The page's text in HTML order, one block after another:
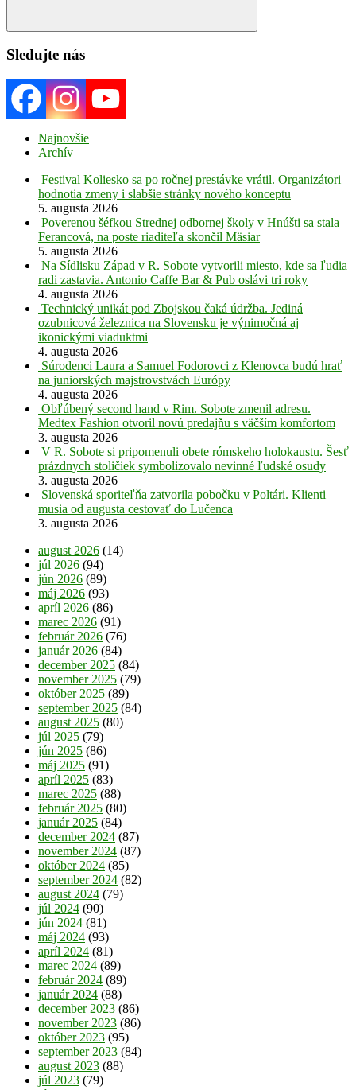
Search
Sledujte nás
Najnovšie
Archív
Festival Koliesko sa po ročnej prestávke vrátil. Organizátori
hodnotia zmeny i slabšie stránky nového konceptu
5. augusta 2026
Poverenou šéfkou Strednej odbornej školy v Hnúšti sa stala
Ferancová, na poste riaditeľa skončil Mäsiar
5. augusta 2026
Na Sídlisku Západ v R. Sobote vytvorili miesto, kde sa ľudia
radi zastavia. Antonio Caffe Bar & Pub oslávi tri roky
4. augusta 2026
Technický unikát pod Zbojskou čaká údržba. Jediná
ozubnicová železnica na Slovensku je výnimočná aj
ikonickými viaduktmi
4. augusta 2026
Súrodenci Laura a Samuel Fodorovci z Klenovca budú hrať
na juniorských majstrovstvách Európy
4. augusta 2026
Obľúbený second hand v Rim. Sobote zmenil adresu.
Medtex Fashion otvoril novú predajňu s väčším komfortom
3. augusta 2026
V R. Sobote si pripomenuli obete rómskeho holokaustu. Šesť
prázdnych stoličiek symbolizovalo nevinné ľudské osudy
3. augusta 2026
Slovenská sporiteľňa zatvorila pobočku v Poltári. Klienti
musia od augusta cestovať do Lučenca
3. augusta 2026
august 2026 (14)
júl 2026 (94)
jún 2026 (89)
máj 2026 (93)
apríl 2026 (86)
marec 2026 (91)
február 2026 (76)
január 2026 (84)
december 2025 (84)
november 2025 (79)
október 2025 (89)
september 2025 (84)
august 2025 (80)
júl 2025 (79)
jún 2025 (86)
máj 2025 (91)
apríl 2025 (83)
marec 2025 (88)
február 2025 (80)
január 2025 (84)
december 2024 (87)
november 2024 (87)
október 2024 (85)
september 2024 (82)
august 2024 (79)
júl 2024 (90)
jún 2024 (81)
máj 2024 (93)
apríl 2024 (81)
marec 2024 (89)
február 2024 (89)
január 2024 (88)
december 2023 (86)
november 2023 (86)
október 2023 (95)
september 2023 (84)
august 2023 (88)
júl 2023 (79)